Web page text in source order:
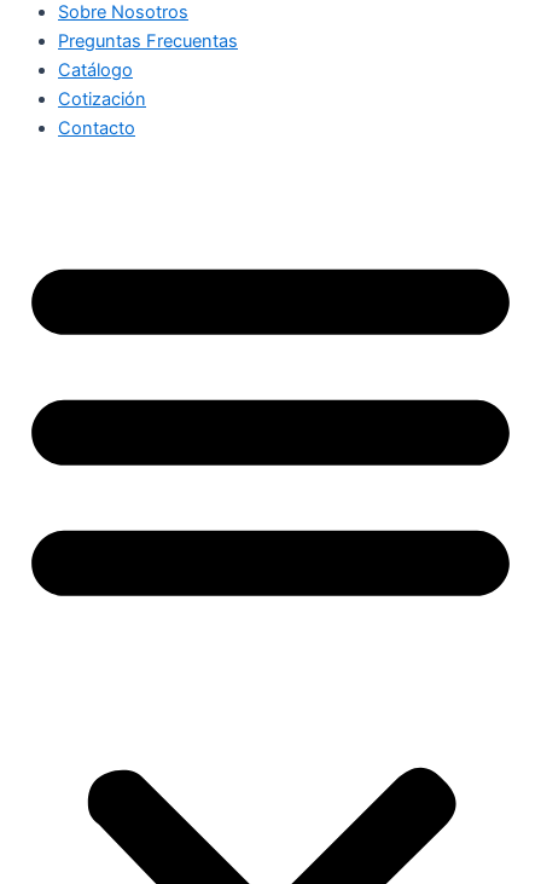
Sobre Nosotros
Preguntas Frecuentas
Catálogo
Cotización
Contacto